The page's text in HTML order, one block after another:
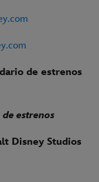
de estrenos
estrenos
Disney Studios